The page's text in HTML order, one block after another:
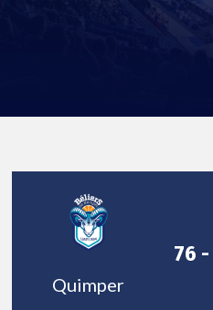
Quimper
76 -